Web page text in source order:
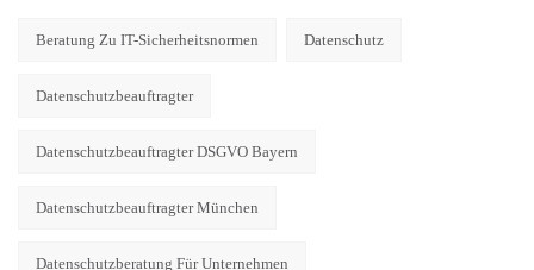
Beratung Zu IT-Sicherheitsnormen Datenschutz
Datenschutzbeauftragter
Datenschutzbeauftragter DSGVO Bayern
Datenschutzbeauftragter München
Datenschutzberatung Für Unternehmen